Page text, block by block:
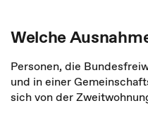
Welche
Personen, die
und in einer
sich von der